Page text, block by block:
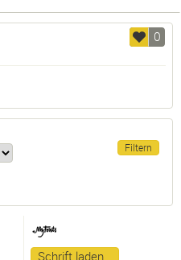
0
Schrift laden…